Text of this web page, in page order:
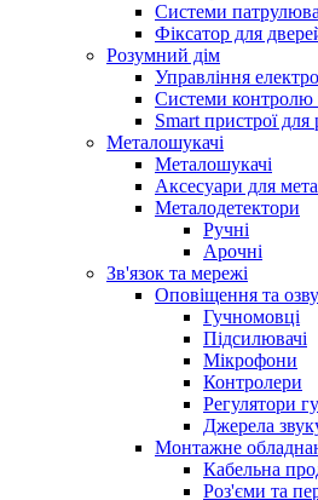
Системи
Фіксатор для
Розумний дім
Управління
Системи контролю
Smart пристрої
Металошукачі
Металошукачі
Аксесуари для
Металодетектори
Ручні
Арочні
Зв'язок та мережі
Оповіщення та
Гучномовці
Підсилювачі
Мікрофони
Контролери
Регулятори
Джерела
Монтажне
Кабельна
Роз'єми та